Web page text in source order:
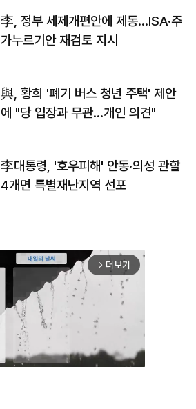
李, 정부 세제개편안에 제동…ISA·주
가누르기안 재검토 지시
與, 황희 '폐기 버스 청년 주택' 제안
에 "당 입장과 무관…개인 의견"
李대통령, '호우피해' 안동·의성 관할
4개면 특별재난지역 선포
arrow_forward_ios 더보기